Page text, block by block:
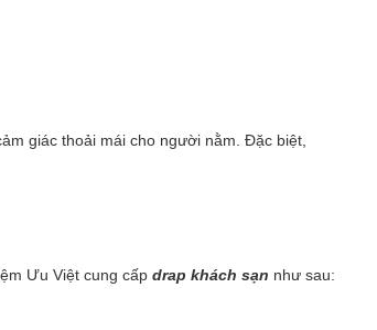
giác thoải mái cho người nằm. Đặc biệt,
Ưu Việt cung cấp drap khách sạn như sau: